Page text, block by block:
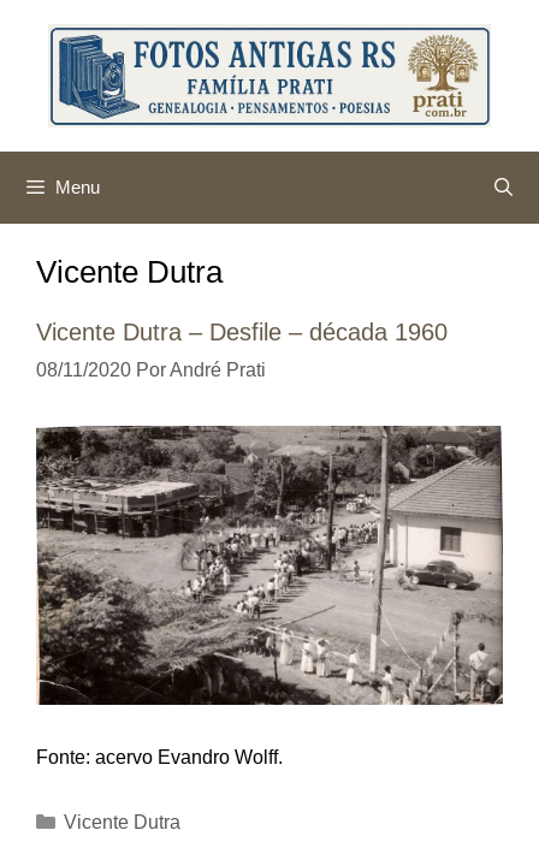
conteúdo
Menu
Vicente Dutra
Vicente Dutra – Desfile – década 1960
08/11/2020 PorAndré Prati
Fonte: acervo Evandro Wolff.
Categorias
Vicente Dutra